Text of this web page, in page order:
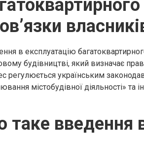
в експлуатацію
будівництві, який визначає
регулюється українським
містобудівної діяльності»
таке введення